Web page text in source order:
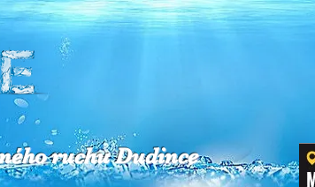
kultúrne leto
ruchu Dudince